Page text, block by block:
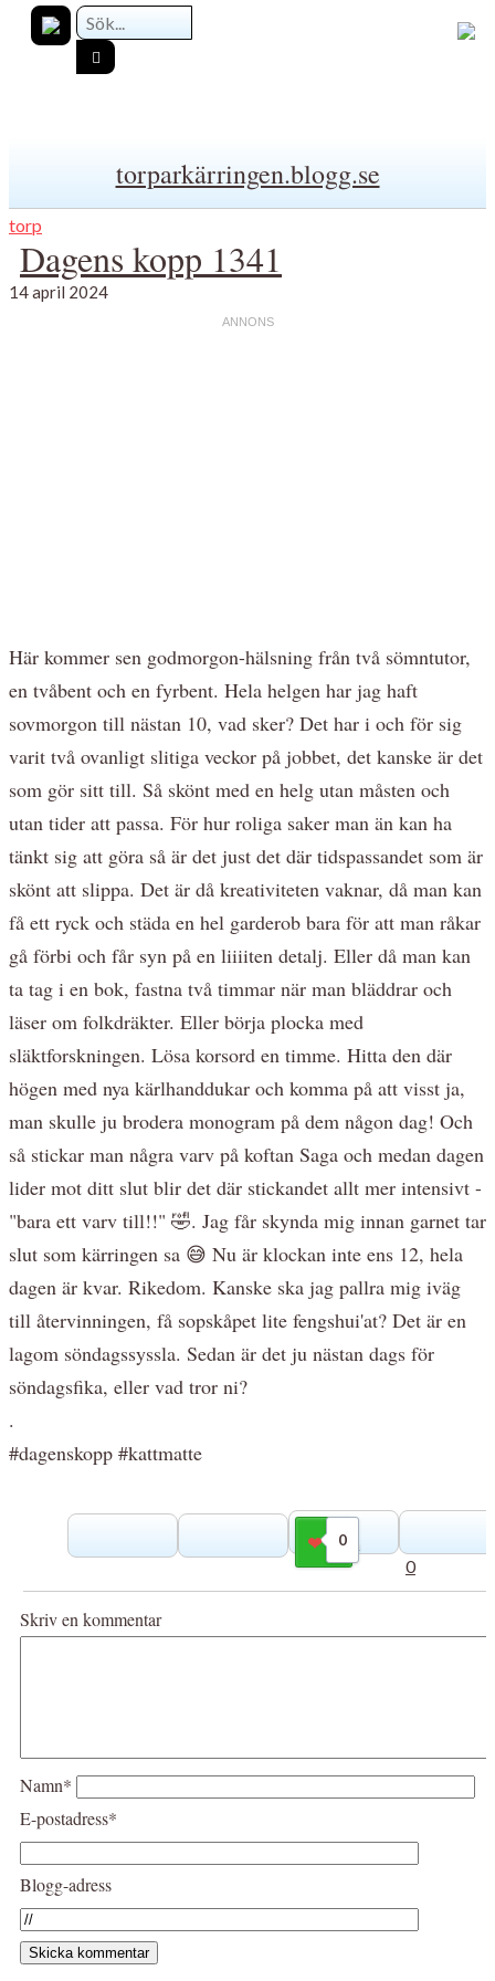
torparkärringen.blogg.se
torp
Dagens kopp 1341
14 april 2024
Här kommer sen godmorgon-hälsning från två sömntutor,
en tvåbent och en fyrbent. Hela helgen har jag haft
sovmorgon till nästan 10, vad sker? Det har i och för sig
varit två ovanligt slitiga veckor på jobbet, det kanske är det
som gör sitt till. Så skönt med en helg utan måsten och
utan tider att passa. För hur roliga saker man än kan ha
tänkt sig att göra så är det just det där tidspassandet som är
skönt att slippa. Det är då kreativiteten vaknar, då man kan
få ett ryck och städa en hel garderob bara för att man råkar
gå förbi och får syn på en liiiiten detalj. Eller då man kan
ta tag i en bok, fastna två timmar när man bläddrar och
läser om folkdräkter. Eller börja plocka med
släktforskningen. Lösa korsord en timme. Hitta den där
högen med nya kärlhanddukar och komma på att visst ja,
man skulle ju brodera monogram på dem någon dag! Och
så stickar man några varv på koftan Saga och medan dagen
lider mot ditt slut blir det där stickandet allt mer intensivt -
"bara ett varv till!!" 🤣. Jag får skynda mig innan garnet tar
slut som kärringen sa 😅 Nu är klockan inte ens 12, hela
dagen är kvar. Rikedom. Kanske ska jag pallra mig iväg
till återvinningen, få sopskåpet lite fengshui'at? Det är en
lagom söndagssyssla. Sedan är det ju nästan dags för
söndagsfika, eller vad tror ni?
.
#dagenskopp #kattmatte
0
Gilla
0
Skriv en kommentar
Namn*
E-postadress*
Blogg-adress